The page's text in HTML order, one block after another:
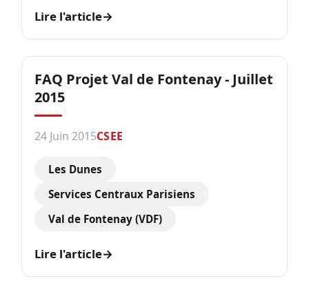
Lire l'article→
FAQ Projet Val de Fontenay - Juillet
2015
24 Juin 2015CSEE
Les Dunes
Services Centraux Parisiens
Val de Fontenay (VDF)
Lire l'article→